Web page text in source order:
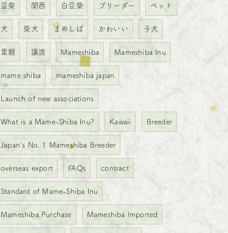
豆柴 関西 白豆柴 ブリーダー ペット
犬 柴犬 まめしば かわいい 子犬
里親 譲渡 Mameshiba Mameshiba Inu
mame shiba mameshiba japan
Launch of new associations
What is a Mame-Shiba Inu? Kawaii Breeder
Japan's No. 1 Mameshiba Breeder
overseas export FAQs contract
Standard of Mame-Shiba Inu
Mameshiba Purchase Mameshiba Imported